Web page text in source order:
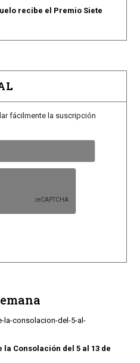
recibe el Premio Siete
fácilmente la suscripción
Consolación del 5 al 13 de